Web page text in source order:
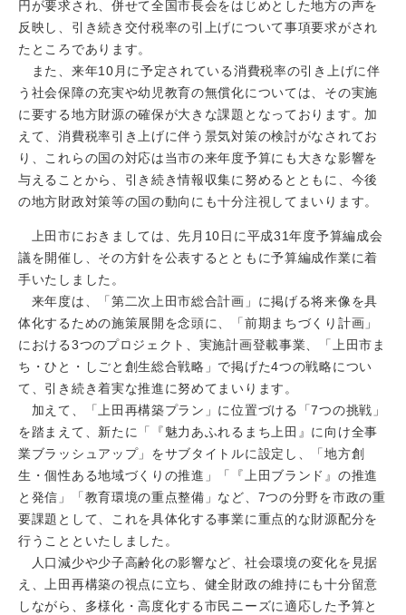
円が要求され、併せて全国市長会をはじめとした地方の声を
反映し、引き続き交付税率の引上げについて事項要求がされ
たところであります。
また、来年10月に予定されている消費税率の引き上げに伴
う社会保障の充実や幼児教育の無償化については、その実施
に要する地方財源の確保が大きな課題となっております。加
えて、消費税率引き上げに伴う景気対策の検討がなされてお
り、これらの国の対応は当市の来年度予算にも大きな影響を
与えることから、引き続き情報収集に努めるとともに、今後
の地方財政対策等の国の動向にも十分注視してまいります。
上田市におきましては、先月10日に平成31年度予算編成会
議を開催し、その方針を公表するとともに予算編成作業に着
手いたしました。
来年度は、「第二次上田市総合計画」に掲げる将来像を具
体化するための施策展開を念頭に、「前期まちづくり計画」
における3つのプロジェクト、実施計画登載事業、「上田市ま
ち・ひと・しごと創生総合戦略」で掲げた4つの戦略につい
て、引き続き着実な推進に努めてまいります。
加えて、「上田再構築プラン」に位置づける「7つの挑戦」
を踏まえて、新たに「『魅力あふれるまち上田』に向け全事
業ブラッシュアップ」をサブタイトルに設定し、「地方創
生・個性ある地域づくりの推進」「『上田ブランド』の推進
と発信」「教育環境の重点整備」など、7つの分野を市政の重
要課題として、これを具体化する事業に重点的な財源配分を
行うことといたしました。
人口減少や少子高齢化の影響など、社会環境の変化を見据
え、上田再構築の視点に立ち、健全財政の維持にも十分留意
しながら、多様化・高度化する市民ニーズに適応した予算と